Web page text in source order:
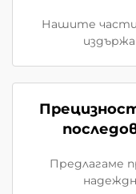
Нашите части
Предлагаме